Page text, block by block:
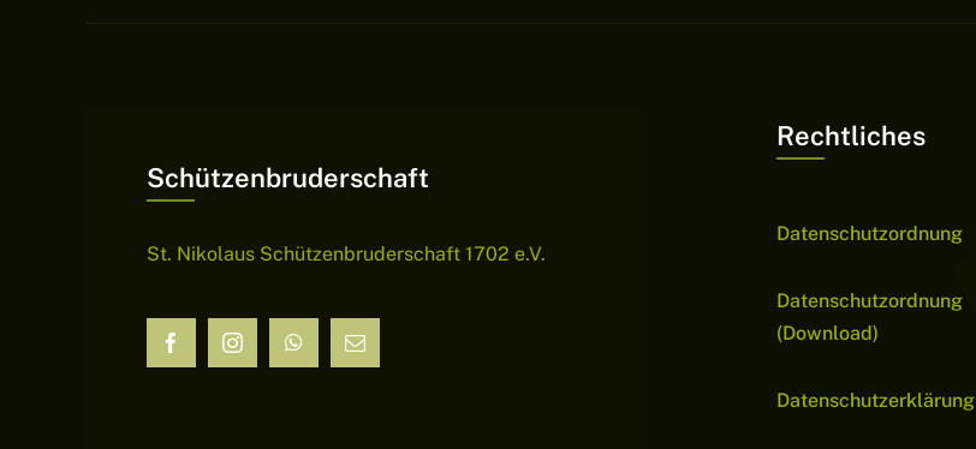
Schützenbruderschaft
St. Nikolaus Schützenbruderschaft 1702 e.V.
Rechtliches
Datenschutzordnung
Datenschutzordnung
(Download)
Datenschutzerklärung